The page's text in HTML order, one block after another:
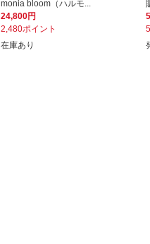
monia bloom（ハルモ...
24,800円
2,480ポイント
在庫あり